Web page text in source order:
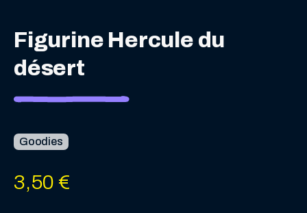
Figurine Hercule du
désert
Goodies
3,50 €